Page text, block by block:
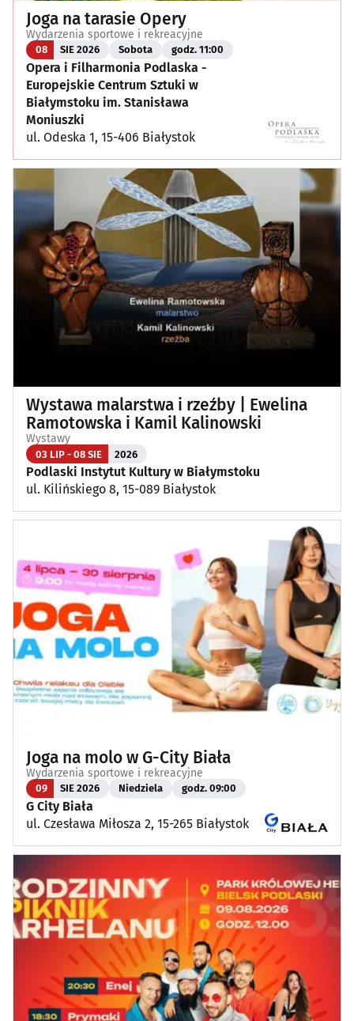
Joga na tarasie Opery
Wydarzenia sportowe i rekreacyjne
08 SIE 2026 Sobota godz. 11:00
Opera i Filharmonia Podlaska -
Europejskie Centrum Sztuki w
Białymstoku im. Stanisława
Moniuszki
ul. Odeska 1, 15-406 Białystok
Wystawa malarstwa i rzeźby | Ewelina
Ramotowska i Kamil Kalinowski
Wystawy
03 LIP - 08 SIE 2026
Podlaski Instytut Kultury w Białymstoku
ul. Kilińskiego 8, 15-089 Białystok
Joga na molo w G-City Biała
Wydarzenia sportowe i rekreacyjne
09 SIE 2026 Niedziela godz. 09:00
G City Biała
ul. Czesława Miłosza 2, 15-265 Białystok